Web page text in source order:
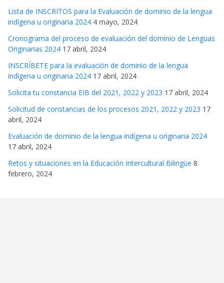
Lista de INSCRITOS para la Evaluación de dominio de la lengua
indígena u originaria 2024 4 mayo, 2024
Cronograma del proceso de evaluación del dominio de Lenguas
Originarias 2024 17 abril, 2024
INSCRÍBETE para la evaluación de dominio de la lengua
indígena u originaria 2024 17 abril, 2024
Solicita tu constancia EIB del 2021, 2022 y 2023 17 abril, 2024
Solicitud de constancias de los procesos 2021, 2022 y 2023 17
abril, 2024
Evaluación de dominio de la lengua indígena u originaria 2024
17 abril, 2024
Retos y situaciones en la Educación Intercultural Bilingüe 8
febrero, 2024